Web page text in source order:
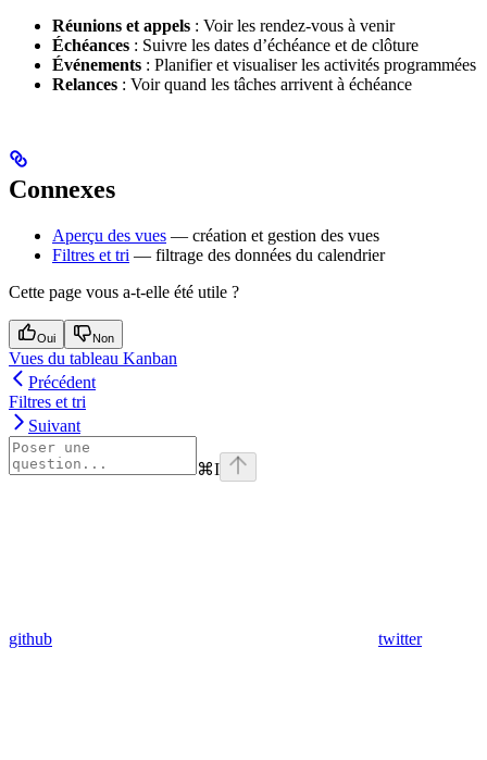
Réunions et appels : Voir les rendez-vous à venir
Échéances : Suivre les dates d’échéance et de clôture
Événements : Planifier et visualiser les activités programmées
Relances : Voir quand les tâches arrivent à échéance
Connexes
Aperçu des vues — création et gestion des vues
Filtres et tri — filtrage des données du calendrier
Cette page vous a-t-elle été utile ?
Oui Non
Vues du tableau Kanban
Précédent
Filtres et tri
Suivant
⌘I
github twitter